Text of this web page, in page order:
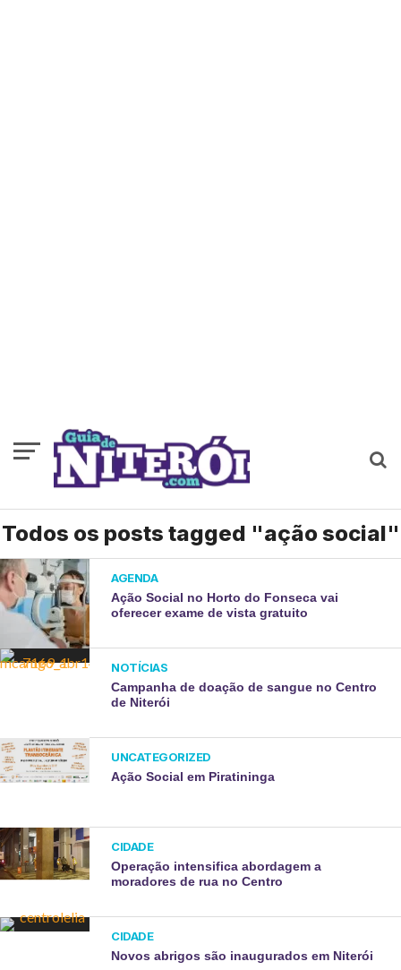
Todos os posts tagged "ação social"
AGENDA
Ação Social no Horto do Fonseca vai
oferecer exame de vista gratuito
NOTÍCIAS
Campanha de doação de sangue no Centro
de Niterói
UNCATEGORIZED
Ação Social em Piratininga
CIDADE
Operação intensifica abordagem a
moradores de rua no Centro
CIDADE
Novos abrigos são inaugurados em Niterói